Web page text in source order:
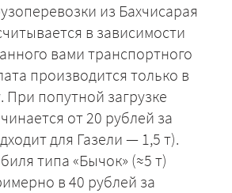
из Бахчисарая
в зависимости
вами транспортного
производится только в
При попутной загрузке
от 20 рублей за
для Газели — 1,5 т).
типа «Бычок» (≈5 т)
в 40 рублей за